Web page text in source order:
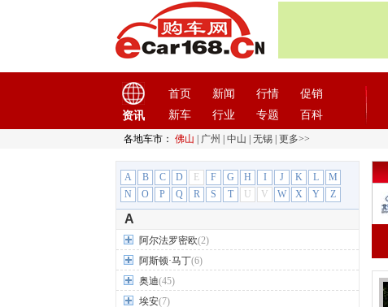
资讯
首页 新闻 行情
促销
新车
行业 专题 百科
各地车市： 佛山 广州 中山 无锡 更多>>
A B C D E F G H I J K L
M
N
O P Q R S T U V W X Y Z
A
阿尔法罗密欧(2)
阿斯顿·马丁(6)
奥迪(45)
埃安(7)